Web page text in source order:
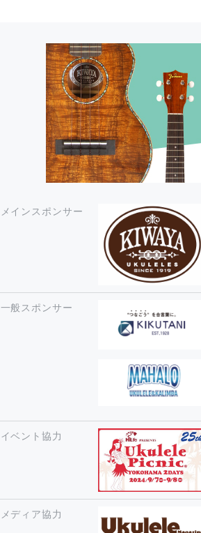
メインスポンサー
一般スポンサー
イベント協力
メディア協力